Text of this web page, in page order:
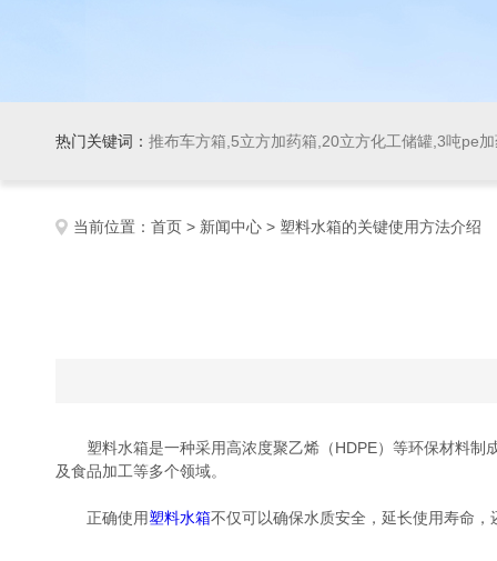
热门关键词： 推布车方箱,5立方加药箱,20立方化工储罐,3吨pe
当前位置： 首页 > 新闻中心 > 塑料水箱的关键使用方法介绍
塑料水箱是一种采用高浓度聚乙烯（HDPE）等环保材料制
及食品加工等多个领域。
正确使用塑料水箱不仅可以确保水质安全，延长使用寿命